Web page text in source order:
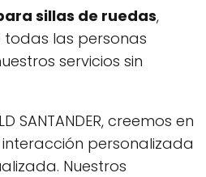
sillas de ruedas,
las personas
servicios sin
SANTANDER, creemos en
personalizada
Nuestros